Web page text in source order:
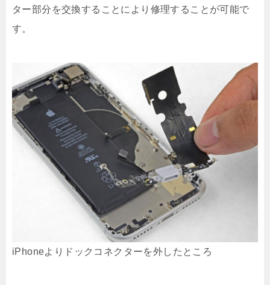
ター部分を交換することにより修理することが可能で
す。
iPhoneよりドックコネクターを外したところ